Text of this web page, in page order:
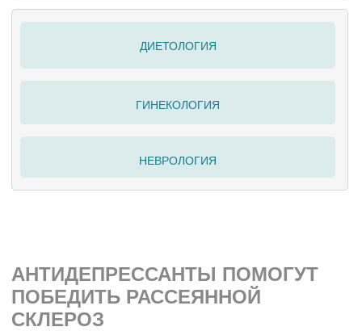
ДИЕТОЛОГИЯ
ГИНЕКОЛОГИЯ
НЕВРОЛОГИЯ
АНТИДЕПРЕССАНТЫ ПОМОГУТ
ПОБЕДИТЬ РАССЕЯННОЙ
СКЛЕРОЗ